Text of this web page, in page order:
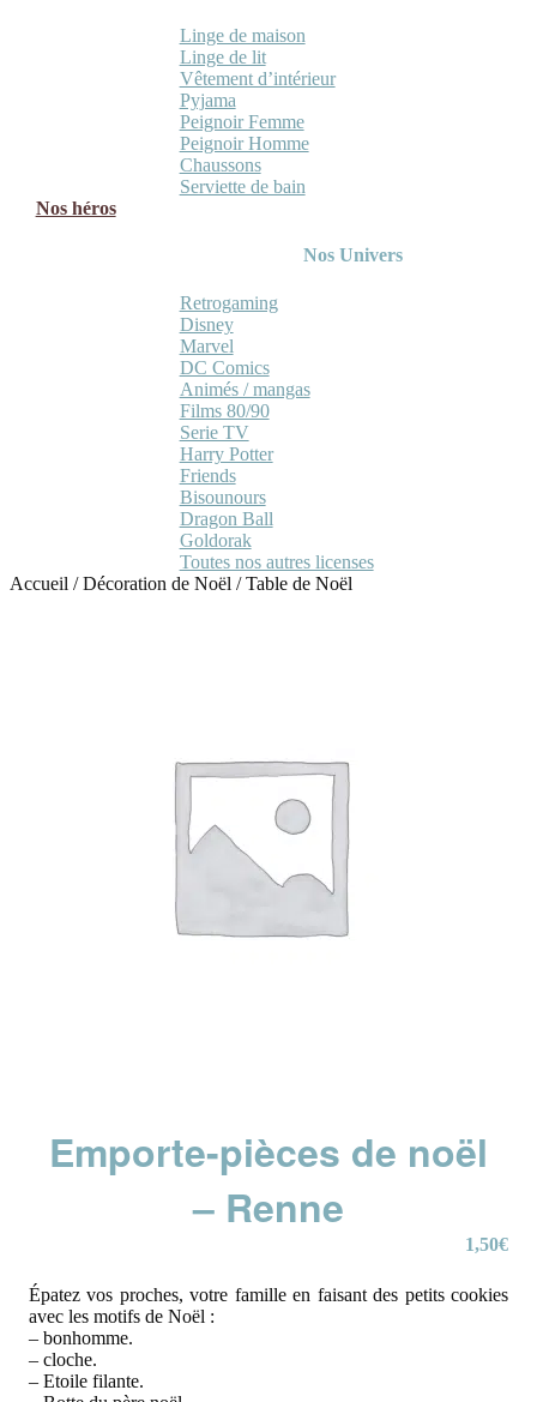
Linge de maison
Linge de lit
Vêtement d’intérieur
Pyjama
Peignoir Femme
Peignoir Homme
Chaussons
Serviette de bain
Nos héros
Nos Univers
Retrogaming
Disney
Marvel
DC Comics
Animés / mangas
Films 80/90
Serie TV
Harry Potter
Friends
Bisounours
Dragon Ball
Goldorak
Toutes nos autres licenses
Accueil /Décoration de Noël /Table de Noël
Emporte-pièces de noël
– Renne
1,50€
Épatez vos proches, votre famille en faisant des petits cookies
avec les motifs de Noël :
– bonhomme.
– cloche.
– Etoile filante.